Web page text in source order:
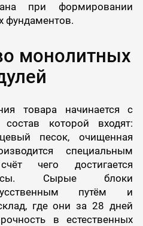
при формировании
фундаментов.
монолитных
товара начинается с
которой входят:
песок, очищенная
специальным
чего достигается
Сырые блоки
путём и
где они за 28 дней
в естественных